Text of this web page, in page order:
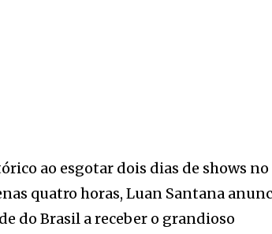
ao esgotar dois dias de shows no
quatro horas, Luan Santana
do Brasil a receber o grandioso